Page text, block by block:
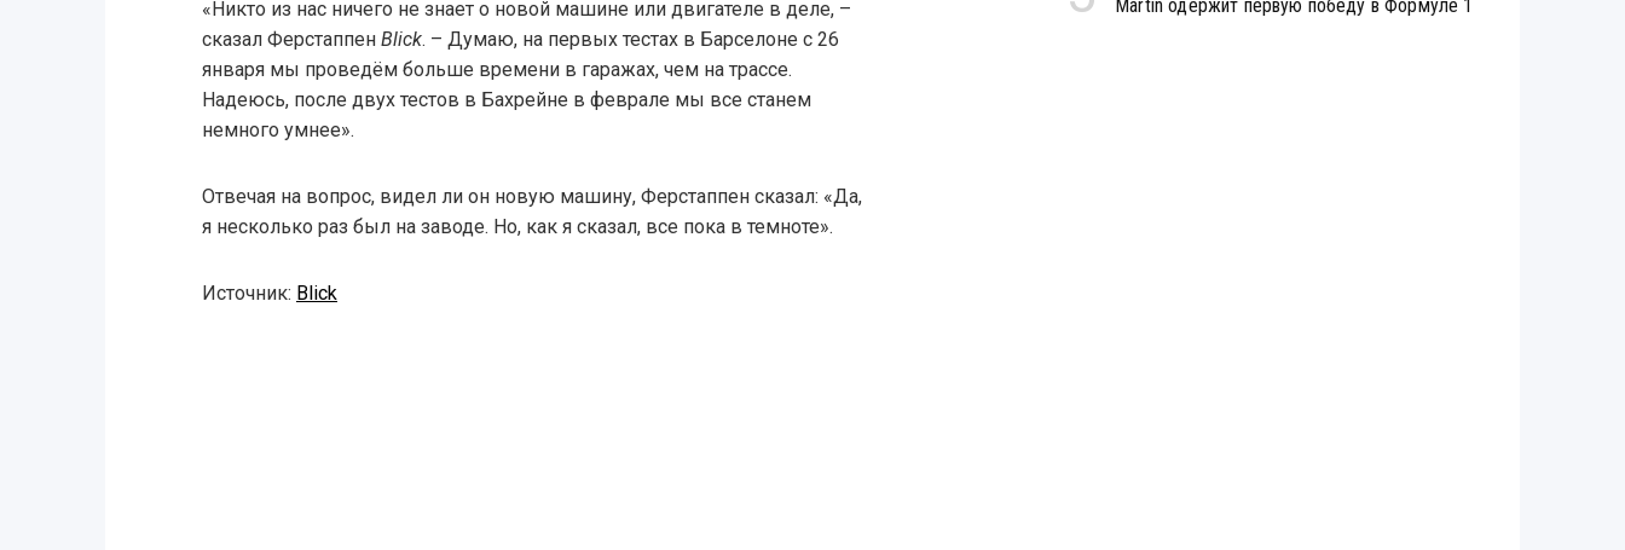
«Никто из нас ничего не знает о новой машине или двигателе в деле, –
сказал Ферстаппен Blick. – Думаю, на первых тестах в Барселоне с 26
января мы проведём больше времени в гаражах, чем на трассе.
Надеюсь, после двух тестов в Бахрейне в феврале мы все станем
немного умнее».
Отвечая на вопрос, видел ли он новую машину, Ферстаппен сказал: «Да,
я несколько раз был на заводе. Но, как я сказал, все пока в темноте».
Источник: Blick
Martin одержит первую победу в Формуле 1